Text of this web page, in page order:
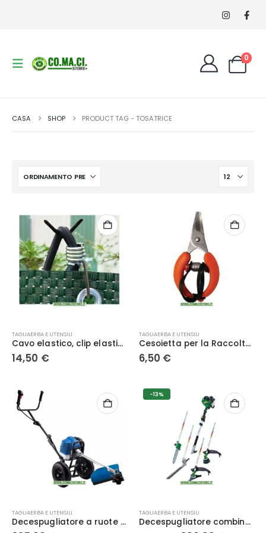
0
CASA SHOP PRODUCT TAG - TOSATRICE
TAGLIAERBA E UTENSILI
Cavo elastico, clip elastiche da 10 cm per fissaggio rete
14,50 €
TAGLIAERBA E UTENSILI
Cesoietta per la Raccolta di Agrumi da 100 mm (4″) con Lame in Acciaio Inossidabile ECEF
6,50 €
TAGLIAERBA E UTENSILI
Decespugliatore a ruote 35240 – Hyundai
-13%
TAGLIAERBA E UTENSILI
Decespugliatore combinato a scoppio 4 in 1 – Ribiland PR4EN1T